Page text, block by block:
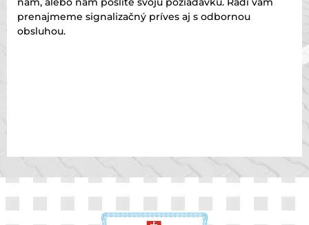
prenajmeme signalizačný príves aj s odbornou
obsluhou.